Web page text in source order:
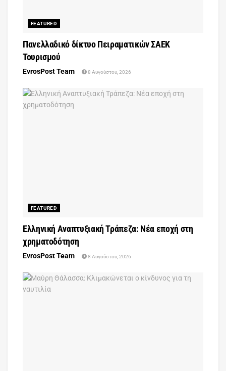
FEATURED
Πανελλαδικό δίκτυο Πειραματικών ΣΑΕΚ
Τουρισμού
EvrosPost Team 8 Αυγούστου, 2026
FEATURED
Ελληνική Αναπτυξιακή Τράπεζα: Νέα εποχή στη
χρηματοδότηση
EvrosPost Team 8 Αυγούστου, 2026